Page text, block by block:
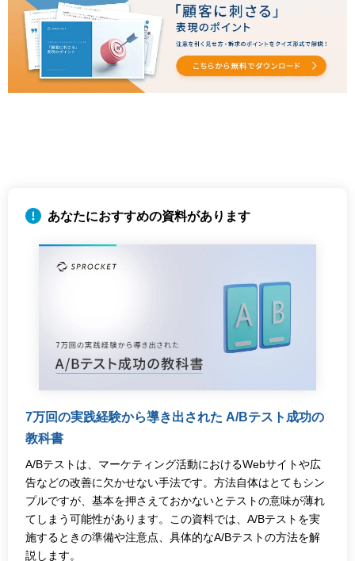
7万回の実践経験から導き出された A/Bテスト成功の
教科書
A/Bテストは、マーケティング活動におけるWebサイトや広
告などの改善に欠かせない手法です。方法自体はとてもシン
プルですが、基本を押さえておかないとテストの意味が薄れ
てしまう可能性があります。この資料では、A/Bテストを実
施するときの準備や注意点、具体的なA/Bテストの方法を解
説します。